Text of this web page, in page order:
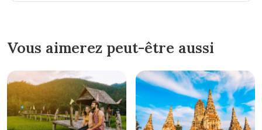
Vous aimerez peut-être aussi